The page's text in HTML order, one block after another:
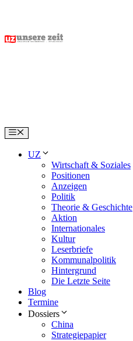
content
Menu
UZ
Wirtschaft & Soziales
Positionen
Anzeigen
Politik
Theorie & Geschichte
Aktion
Internationales
Kultur
Leserbriefe
Kommunalpolitik
Hintergrund
Die Letzte Seite
Blog
Termine
Dossiers
China
Strategiepapier